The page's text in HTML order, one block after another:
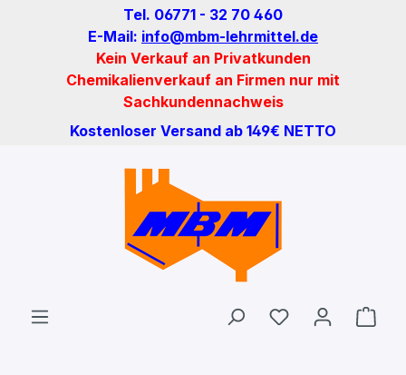
Zum Hauptinhalt springenTel. 06771 - 32 70 460
E-Mail: info@mbm-lehrmittel.de
Kein Verkauf an Privatkunden
Chemikalienverkauf an Firmen nur mit
Sachkundennachweis
Kostenloser Versand ab 149€ NETTO
Du hast 0